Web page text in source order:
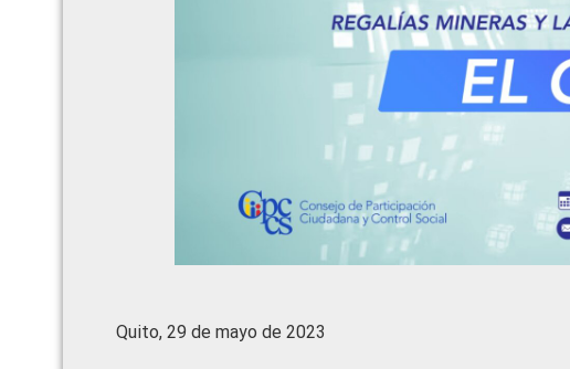
Quito, 29 de mayo de 2023